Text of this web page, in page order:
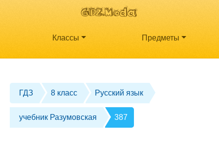
Классы Предметы
ГДЗ 8 класс Русский язык
учебник Разумовская 387